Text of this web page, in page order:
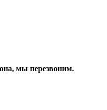
мы перезвоним.